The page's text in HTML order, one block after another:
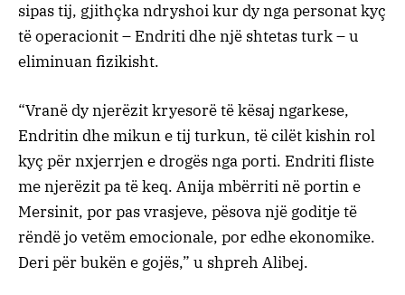
sipas tij, gjithçka ndryshoi kur dy nga personat kyç
të operacionit – Endriti dhe një shtetas turk – u
eliminuan fizikisht.
“Vranë dy njerëzit kryesorë të kësaj ngarkese,
Endritin dhe mikun e tij turkun, të cilët kishin rol
kyç për nxjerrjen e drogës nga porti. Endriti fliste
me njerëzit pa të keq. Anija mbërriti në portin e
Mersinit, por pas vrasjeve, pësova një goditje të
rëndë jo vetëm emocionale, por edhe ekonomike.
Deri për bukën e gojës,” u shpreh Alibej.